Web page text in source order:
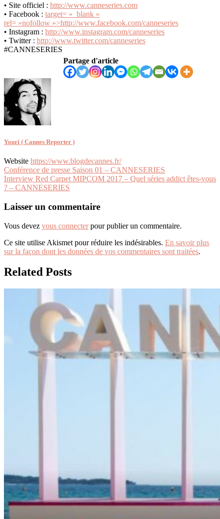
• Site officiel : http://www.canneseries.com
• Facebook : target= »_blank »
rel= »nofollow »>http://www.facebook.com/canneseries
• Instagram : http://www.instagram.com/canneseries
• Twitter : http://www.twitter.com/canneseries
#CANNESERIES
Partage d'article
Youri ( Cannes Reporter )
Website https://www.blogdecannes.fr/
Navigation
de
Conférence de presse Saison 01 – CANNESERIES
Interview Red Carpet MIPCOM 2017 – Quel séries addict êtes-vous
? – CANNESERIES
Laisser un commentaire
Vous devez vous connecterpour publier un commentaire.
Ce site utilise Akismet pour réduire les indésirables. En savoir plus
sur la façon dont les données de vos commentaires sont traitées.
Related Posts